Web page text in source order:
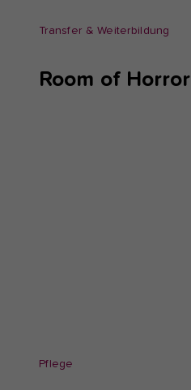
Transfer & Weiterbildung
Room of Horror
Pflege